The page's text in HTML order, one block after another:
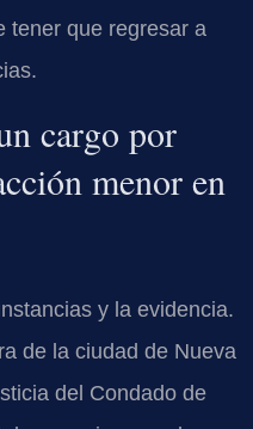
tener que regresar a
cargo por
menor en
y la evidencia.
de la ciudad de Nueva
del Condado de